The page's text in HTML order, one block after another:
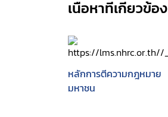
เนื้อหาที่เกี่ยวข้อง
หลักการตีความกฎหมาย
มหาชน